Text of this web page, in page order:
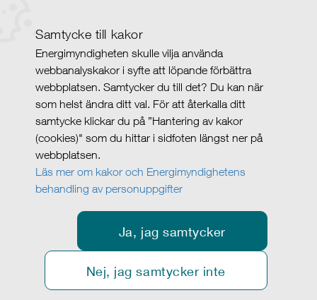
Samtycke till kakor
Energimyndigheten skulle vilja använda
webbanalyskakor i syfte att löpande förbättra
webbplatsen. Samtycker du till det? Du kan när
som helst ändra ditt val. För att återkalla ditt
samtycke klickar du på ”Hantering av kakor
(cookies)" som du hittar i sidfoten längst ner på
webbplatsen.
Läs mer om kakor och Energimyndighetens
behandling av personuppgifter
Ja, jag samtycker
Nej, jag samtycker inte